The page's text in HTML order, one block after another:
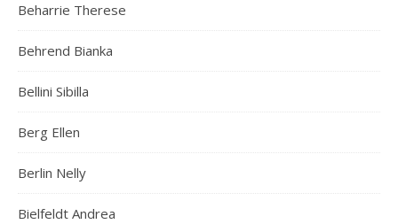
Beharrie Therese
Behrend Bianka
Bellini Sibilla
Berg Ellen
Berlin Nelly
Bielfeldt Andrea